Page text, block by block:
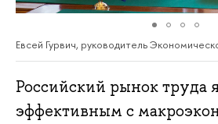
Евсей Гурвич, руководитель
Российский рынок труда
эффективным с